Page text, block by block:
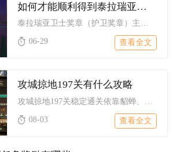
如何才能顺利得到泰拉瑞亚卫士奖章的标志称号
泰拉瑞亚卫士奖章（护卫奖章）主要通过首次与酒馆老板对话领取和...
06-29
查看全文
攻城掠地197关有什么攻略
攻城掠地197关稳定通关依靠貂蝉、甘宁、夏侯渊、周泰、关羽的...
08-03
查看全文